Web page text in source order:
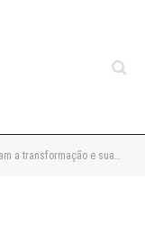
e sua jornada fitness começa hoje!